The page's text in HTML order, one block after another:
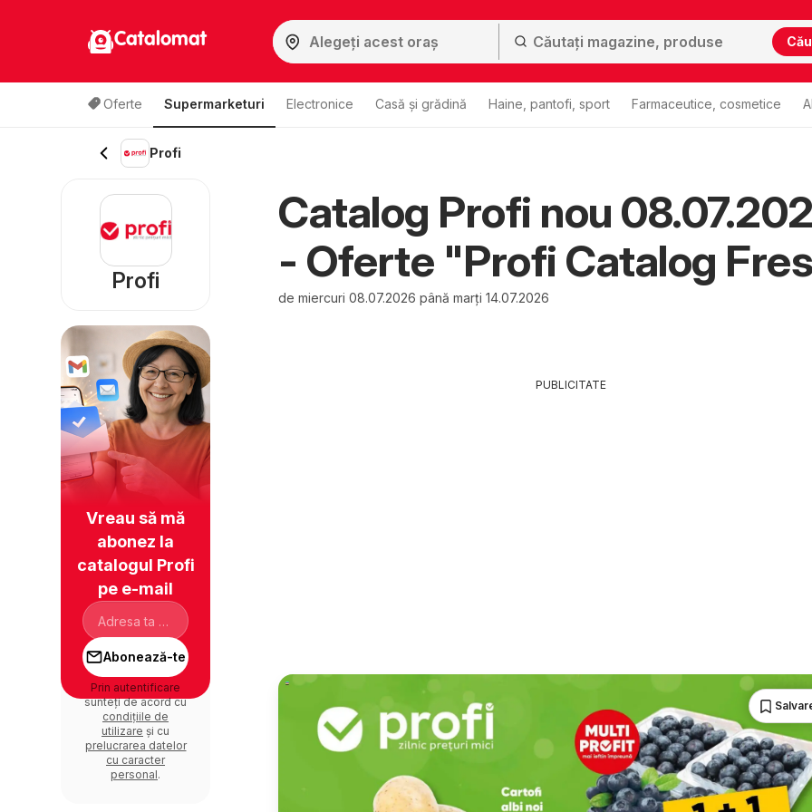
Catalomat
Oferte Supermarketuri Electronice Casă și grădină Haine, pantofi, sport Farmaceutice, cosmetice
Profi
Catalog Profi nou
- Oferte "Profi Catalog
de miercuri 08.07.2026 până marți 14.07.2026
PUBLICITATE
Profi
Vreau să mă
abonez la
catalogul Profi
pe e-mail
Abonează-te
Prin autentificare
sunteți de acord cu
condițiile de
utilizare și cu
prelucrarea datelor
cu caracter
personal.